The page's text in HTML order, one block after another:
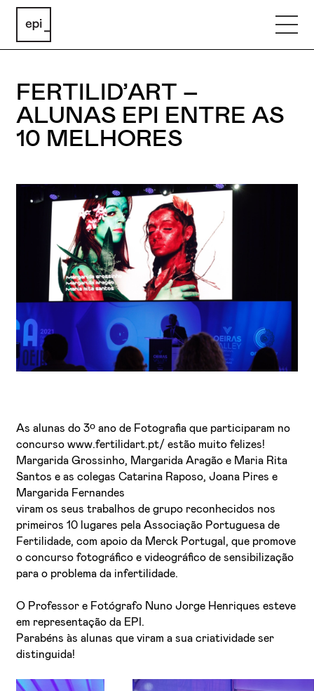
FERTILID’ART –
ALUNAS EPI ENTRE AS
10 MELHORES
As alunas do 3º ano de Fotografia que participaram no
concurso www.fertilidart.pt/ estão muito felizes!
Margarida Grossinho, Margarida Aragão e Maria Rita
Santos e as colegas Catarina Raposo, Joana Pires e
Margarida Fernandes
viram os seus trabalhos de grupo reconhecidos nos
primeiros 10 lugares pela Associação Portuguesa de
Fertilidade, com apoio da Merck Portugal, que promove
o concurso fotográfico e videográfico de sensibilização
para o problema da infertilidade.
O Professor e Fotógrafo Nuno Jorge Henriques esteve
em representação da EPI.
Parabéns às alunas que viram a sua criatividade ser
distinguida!